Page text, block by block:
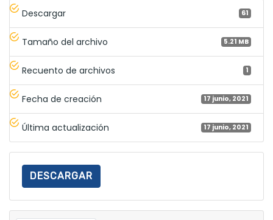
Descargar 61
Tamaño del archivo 5.21 MB
Recuento de archivos 1
Fecha de creación 17 junio, 2021
Última actualización 17 junio, 2021
DESCARGAR